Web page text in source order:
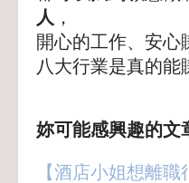
人 ，
開心的工作、安心
八大行業是真的能
妳可能感興趣的文
【酒店小姐想離職